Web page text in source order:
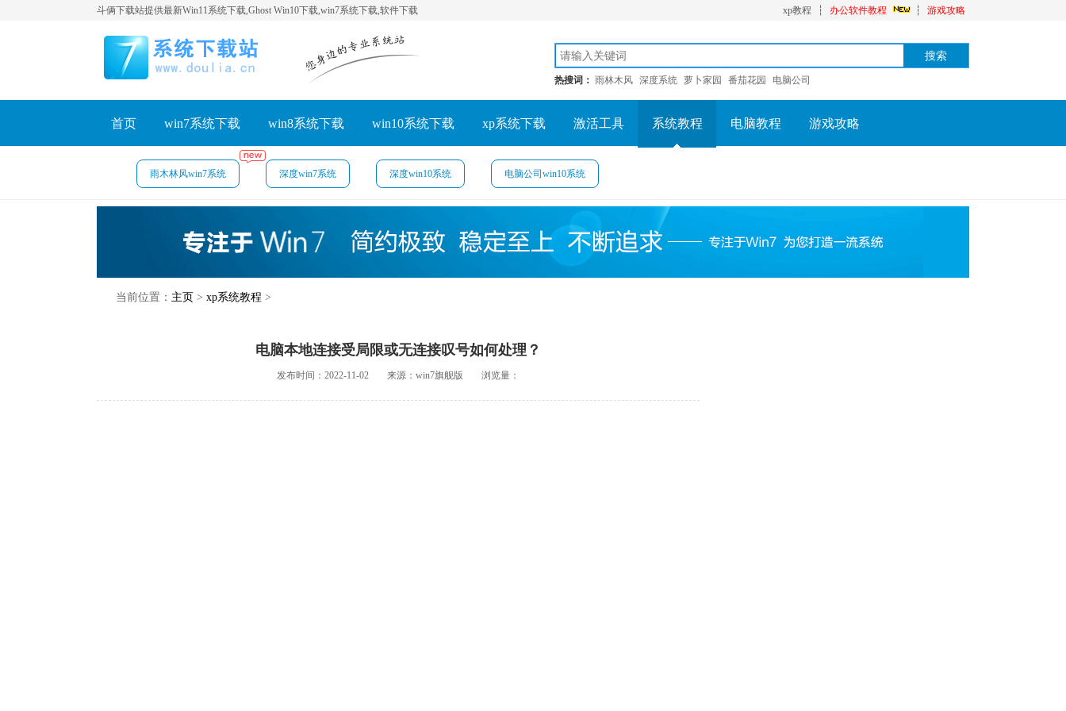
斗俩下载站提供最新Win11系统下载,Ghost Win10下载,win7系统下载,软件下载 xp教程 ┆ 办公软件教程 ┆ 游戏攻略
热搜词： 雨林木风 深度系统 萝卜家园 番茄花园 电脑公司
首页 win7系统下载 win8系统下载 win10系统下载 xp系统下载 激活工具 系统教程 电脑教程 游戏攻略
雨木林风win7系统 深度win7系统 深度win10系统 电脑公司win10系统
当前位置： 主页 > xp系统教程 >
电脑本地连接受局限或无连接叹号如何处理？
发布时间：2022-11-02 来源：win7旗舰版 浏览量：